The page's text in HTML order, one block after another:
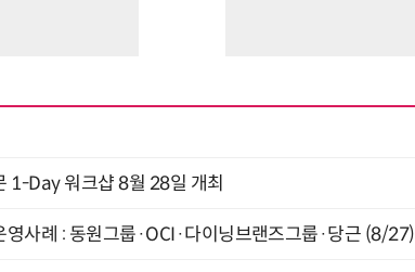
1-Day 워크샵 8월 28일 개최
영사례 : 동원그룹·OCI·다이닝브랜즈그룹·당근 (8/27)